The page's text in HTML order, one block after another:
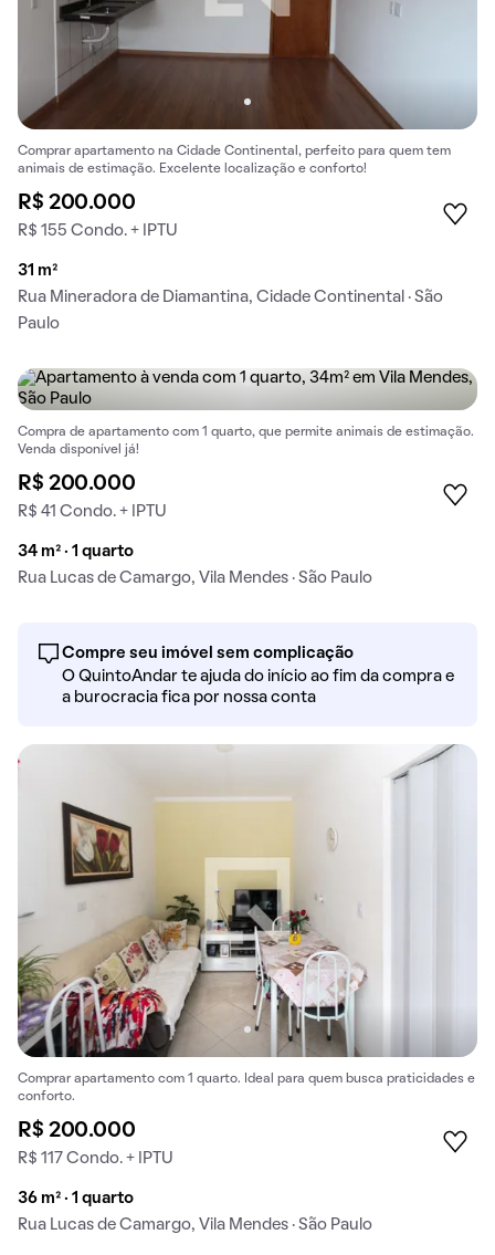
Comprar apartamento na Cidade Continental, perfeito para quem tem
animais de estimação. Excelente localização e conforto!
R$ 200.000
R$ 155 Condo. + IPTU
31 m²
Rua Mineradora de Diamantina, Cidade Continental · São
Paulo
Compra de apartamento com 1 quarto, que permite animais de estimação.
Venda disponível já!
R$ 200.000
R$ 41 Condo. + IPTU
34 m² · 1 quarto
Rua Lucas de Camargo, Vila Mendes · São Paulo
Compre seu imóvel sem complicação
O QuintoAndar te ajuda do início ao fim da compra e
a burocracia fica por nossa conta
Comprar apartamento com 1 quarto. Ideal para quem busca praticidades e
conforto.
R$ 200.000
R$ 117 Condo. + IPTU
36 m² · 1 quarto
Rua Lucas de Camargo, Vila Mendes · São Paulo